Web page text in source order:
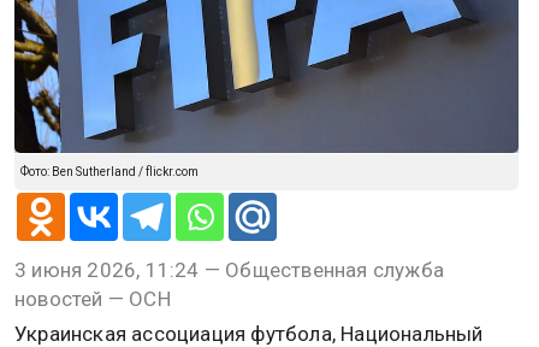
Фото: Ben Sutherland / flickr.com
3 июня 2026, 11:24 — Общественная служба
новостей — ОСН
Украинская ассоциация футбола, Национальный